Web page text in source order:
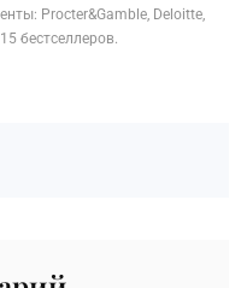
Procter&Gamble, Deloitte,
бестселлеров.